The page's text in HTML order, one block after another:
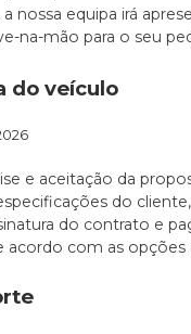
nossa equipa irá
na-mão para o seu
do veículo
e aceitação da
do
do contrato e
acordo com as